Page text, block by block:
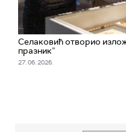
Селаковић отворио
празник”
27. 06. 2026.